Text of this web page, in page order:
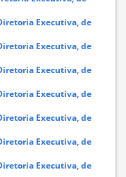
Executiva, de
Executiva, de
Executiva, de
Executiva, de
Executiva, de
Executiva, de
Executiva, de